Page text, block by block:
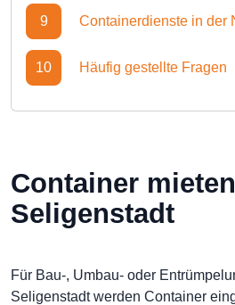
9 Containerdienste in der
10 Häufig gestellte Fragen
Container
Seligenstadt
Für Bau-, Umbau- oder
Seligenstadt werden Container